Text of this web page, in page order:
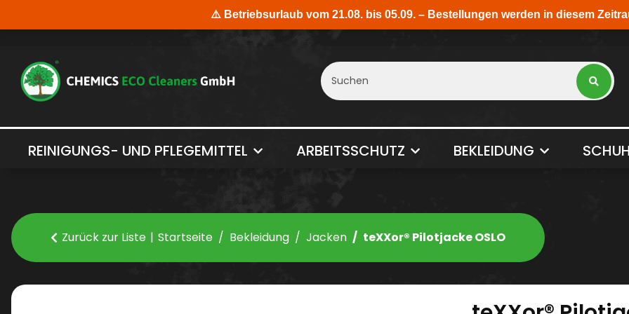
REINIGUNGS- UND PFLEGEMITTEL ARBEITSSCHUTZ BEKLEIDUNG
Zurück zur Liste Startseite Bekleidung Jacken teXXor® Pilotjacke OSLO